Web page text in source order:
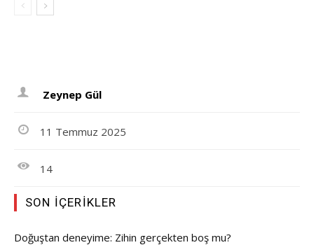
Zeynep Gül
11 Temmuz 2025
14
SON İÇERIKLER
Doğuştan deneyime: Zihin gerçekten boş mu?